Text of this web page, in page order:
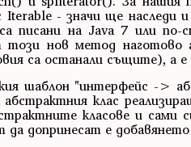
- значи ще наследи
писани на Java 7 или
нов метод наготово
са останали същите), а е
шаблон "интерфейс ->
клас
класове и сами
допринесат е добавянето